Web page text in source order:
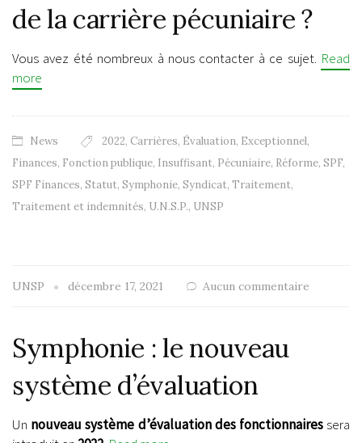
de la carrière pécuniaire ?
Vous avez été nombreux à nous contacter à ce sujet. Read
more
News 2022, Carrières, Évaluation, Exceptionnel,
Finances, Fonction publique, Insuffisant, Pécuniaire, Réforme, SPF,
SPF Finances, Statut, Symphonie, Syndicat, Traitement,
Traitement et indemnités, U.N.S.P., UNSP
UNSP décembre 17, 2021 Aucun commentaire
Symphonie : le nouveau
système d’évaluation
Un nouveau système d’évaluation des fonctionnairessera